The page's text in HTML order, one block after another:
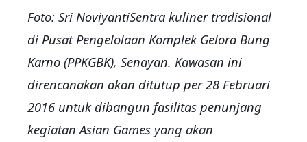
Foto: Sri NoviyantiSentra kuliner tradisional
di Pusat Pengelolaan Komplek Gelora Bung
Karno (PPKGBK), Senayan. Kawasan ini
direncanakan akan ditutup per 28 Februari
2016 untuk dibangun fasilitas penunjang
kegiatan Asian Games yang akan